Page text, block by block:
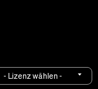
- Lizenz wählen -